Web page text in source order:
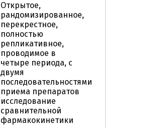
Открытое,
рандомизированное,
перекрестное,
полностью
репликативное,
проводимое в
четыре периода, с
двумя
последовательностями
приема препаратов
исследование
сравнительной
фармакокинетики